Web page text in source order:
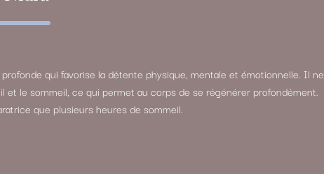
qui favorise la détente physique, mentale et émotionnelle. Il ne
et le sommeil, ce qui permet au corps de se régénérer profondément.
que plusieurs heures de sommeil.